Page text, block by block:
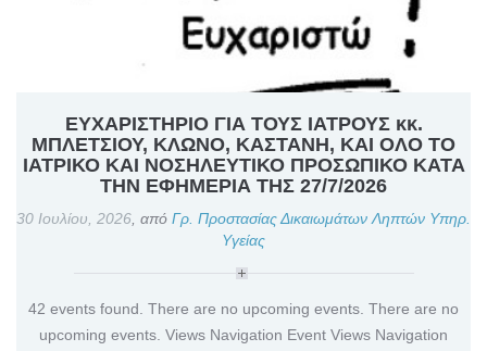
ΕΥΧΑΡΙΣΤΗΡΙΟ ΓΙΑ ΤΟΥΣ ΙΑΤΡΟΥΣ κκ.
ΜΠΛΕΤΣΙΟΥ, ΚΛΩΝΟ, ΚΑΣΤΑΝΗ, ΚΑΙ ΟΛΟ ΤΟ
ΙΑΤΡΙΚΟ ΚΑΙ ΝΟΣΗΛΕΥΤΙΚΟ ΠΡΟΣΩΠΙΚΟ ΚΑΤΑ
ΤΗΝ ΕΦΗΜΕΡΙΑ ΤΗΣ 27/7/2026
30 Ιουλίου, 2026 από Γρ. Προστασίας Δικαιωμάτων Ληπτών Υπηρ.
Υγείας
42 events found. There are no upcoming events. There are no
upcoming events. Views Navigation Event Views Navigation